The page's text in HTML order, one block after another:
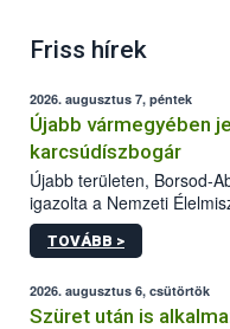
Friss hírek
2026. augusztus 7, péntek
Újabb vármegyében
karcsúdíszbogár
Újabb területen, Borsod-
igazolta a Nemzeti
kőrisrontó
kártevőt nem csak
az intenzív felderítést,
hatósággal is
TOVÁBB >
2026. augusztus 6, csütörtök
Szüret után is